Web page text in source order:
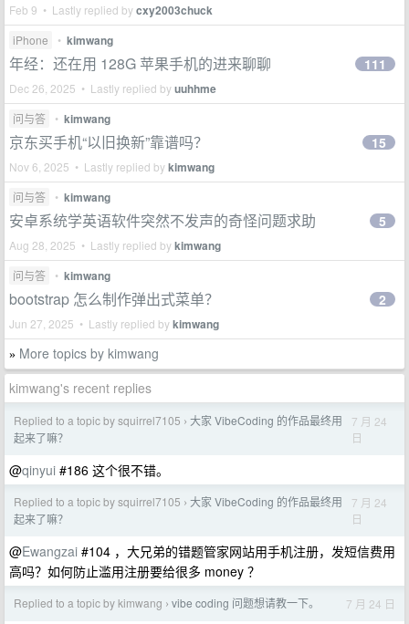
Feb 9 • Lastly replied bycxy2003chuck
iPhone • kimwang
年经：还在用 128G 苹果手机的进来聊聊
Dec 26, 2025 • Lastly replied byuuhhme
111
问与答 • kimwang
京东买手机“以旧换新”靠谱吗？
Nov 6, 2025 • Lastly replied bykimwang
15
问与答 • kimwang
安卓系统学英语软件突然不发声的奇怪问题求助
Aug 28, 2025 • Lastly replied bykimwang
5
问与答 • kimwang
bootstrap 怎么制作弹出式菜单？
Jun 27, 2025 • Lastly replied bykimwang
2
» More topics by kimwang
kimwang's recent replies
Replied to a topic by squirrel7105 › 大家 VibeCoding 的作品最终用
起来了嘛？
7 月 24
日
@qinyui #186 这个很不错。
Replied to a topic by squirrel7105 › 大家 VibeCoding 的作品最终用
起来了嘛？
7 月 24
日
@Ewangzai #104 ，大兄弟的错题管家网站用手机注册，发短信费用
高吗？如何防止滥用注册要给很多 money ？
Replied to a topic by kimwang › vibe coding 问题想请教一下。 7 月 24 日